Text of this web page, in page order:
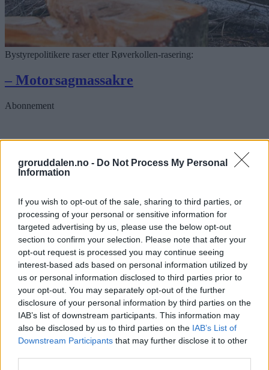
groruddalen.no - Do Not Process My Personal
Information
If you wish to opt-out of the sale, sharing to third parties, or
processing of your personal or sensitive information for
targeted advertising by us, please use the below opt-out
section to confirm your selection. Please note that after your
opt-out request is processed you may continue seeing
interest-based ads based on personal information utilized by
us or personal information disclosed to third parties prior to
your opt-out. You may separately opt-out of the further
disclosure of your personal information by third parties on the
IAB’s list of downstream participants. This information may
also be disclosed by us to third parties on the IAB’s List of
Downstream Participants that may further disclose it to other
Bystyrepolitikere raser etter Røverkollen-rasering:
– Motorsagmassakre
Abonnement
Kampen om Lillomarka